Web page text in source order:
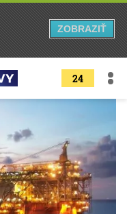
24
ZOBRAZIŤ